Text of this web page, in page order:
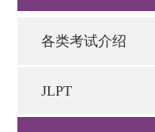
各类考试介绍
JLPT